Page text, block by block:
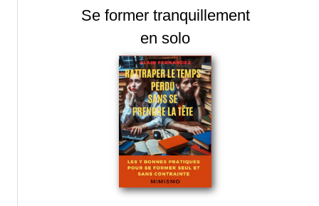
Se former tranquillement
en solo